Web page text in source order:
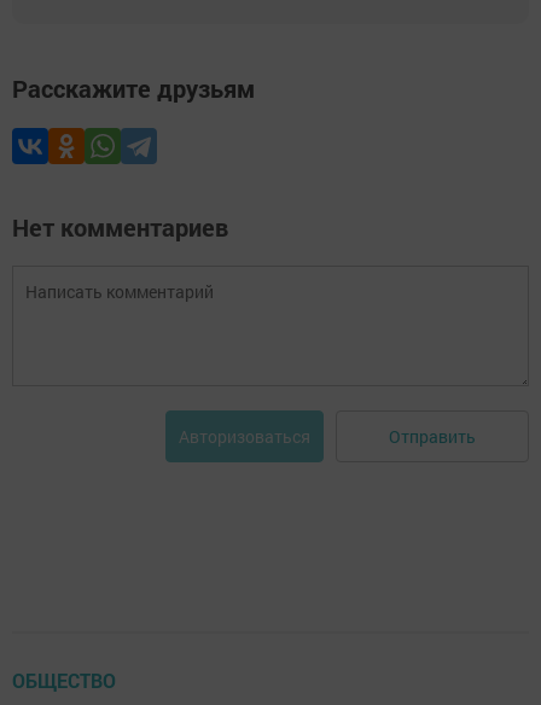
Расскажите друзьям
Нет комментариев
Авторизоваться Отправить
ОБЩЕСТВО